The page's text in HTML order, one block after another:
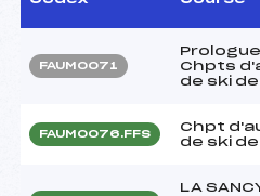
FAUM0071
Chpts
de ski
FAUM0076.FFS
Chpt
de ski
LA